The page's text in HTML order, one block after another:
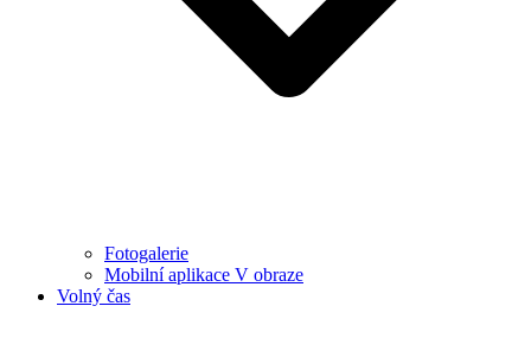
Fotogalerie
Mobilní aplikace V obraze
Volný čas